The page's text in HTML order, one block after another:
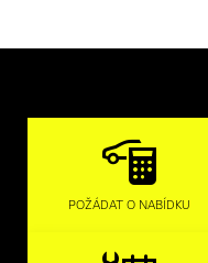
POŽÁDAT O NABÍDKU